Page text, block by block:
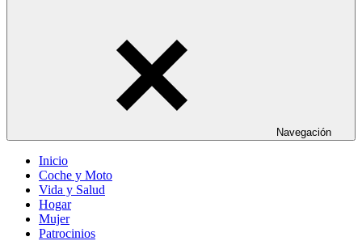
Navegación
Inicio
Coche y Moto
Vida y Salud
Hogar
Mujer
Patrocinios